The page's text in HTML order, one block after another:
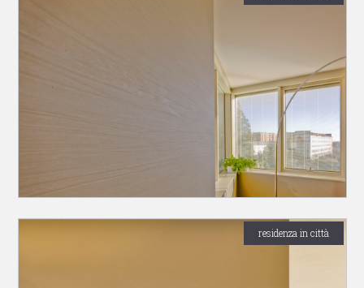
residenza in città